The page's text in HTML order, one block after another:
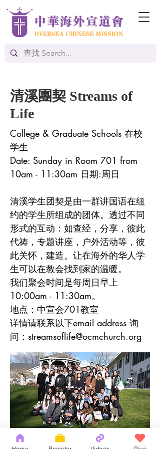
清溪團契 Streams of
Life
College & Graduate Schools 在校
学生
​Date: Sunday in Room 701 from
10am - 11:30am 日期:周日
清溪学生团契是由一群讲国语在纽
约的学生所组成的团体。透过不同
形式的互动：如查经，分享，彼此
代祷，专题讲座，户外活动等，彼
此关怀，建造。让在海外的华人学
生可以在教会找到家的温暖。
我们聚会时间是每周日早上
10:00am - 11:30am。
地点：中宣会701教室
详情请联系以下email address 询
问： streamsoflife@ocmchurch.org